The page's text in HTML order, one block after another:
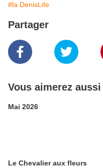
#la DenisLife
Partager
Vous aimerez aussi
Mai 2026
Le Chevalier aux fleurs